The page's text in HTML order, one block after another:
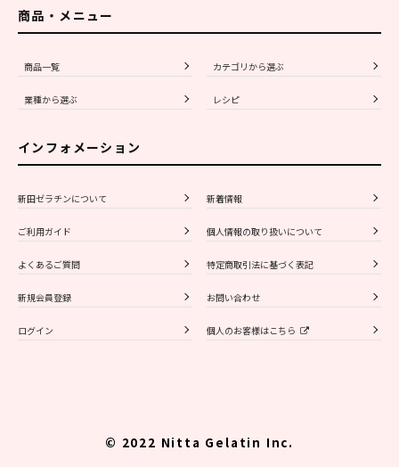
商品・メニュー
商品一覧 カテゴリから選ぶ
業種から選ぶ レシピ
インフォメーション
新田ゼラチンについて 新着情報
ご利用ガイド 個人情報の取り扱いについて
よくあるご質問 特定商取引法に基づく表記
新規会員登録 お問い合わせ
ログイン 個人のお客様はこちら
© 2022 Nitta Gelatin Inc.